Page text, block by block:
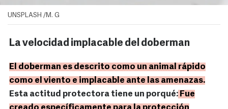
UNSPLASH /M. G
La velocidad implacable del doberman
El doberman es descrito como un animal rápido
como el viento e implacable ante las amenazas.
Esta actitud protectora tiene un porqué: Fue